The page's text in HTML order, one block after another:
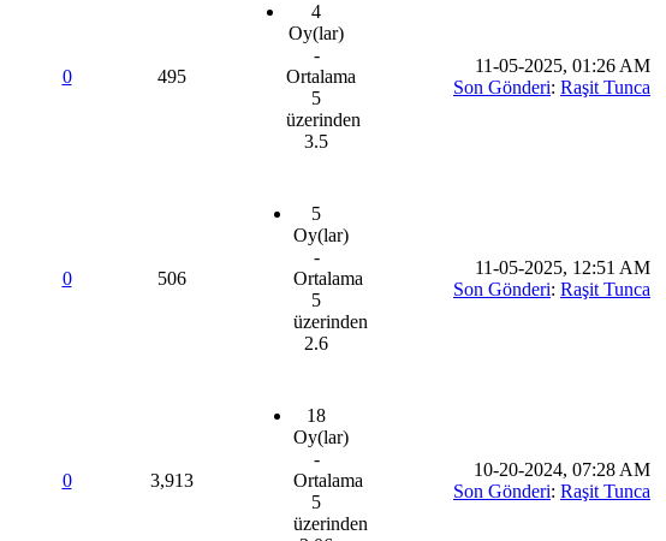
0 495
4
Oy(lar)
-
Ortalama
5
üzerinden
3.5
11-05-2025, 01:26 AM
Son Gönderi: Raşit Tunca
0 506
5
Oy(lar)
-
Ortalama
5
üzerinden
2.6
11-05-2025, 12:51 AM
Son Gönderi: Raşit Tunca
0 3,913
18
Oy(lar)
-
Ortalama
5
üzerinden
10-20-2024, 07:28 AM
Son Gönderi: Raşit Tunca